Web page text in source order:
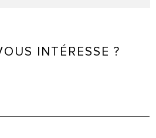
INTÉRESSE ?